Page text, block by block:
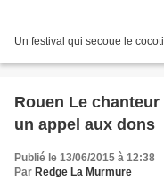
Un festival qui secoue le
Rouen Le
un appel aux dons
Publié le 13/06/2015 à 12:38
Par Redge La Murmure